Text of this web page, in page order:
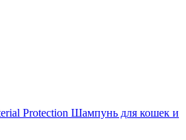
Protection Шампунь для кошек и